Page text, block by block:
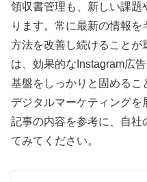
領収書管理も、新しい課題
ります。常に最新の情報
方法を改善し続けることが
は、効果的なInstagram広
基盤をしっかりと固めるこ
デジタルマーケティング
記事の内容を参考に、自社
てみてください。